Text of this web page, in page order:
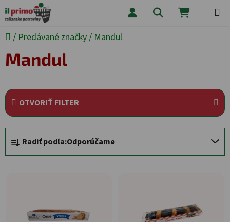
Prejsť na obsah Hľadať
Domov
/ Predávané značky/ Mandul
Mandul
OTVORIŤ FILTER
Radenie produktov
Radiť podľa:Odporúčame